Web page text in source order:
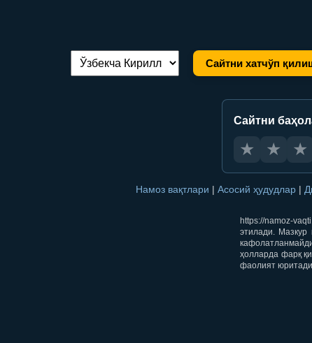
Тилни алмаштириш: Сайтни хатчўп
Сайтни
★ ★ ★
Намоз вақтлари | Асосий ҳудудлар |
https://namoz-
этилади. Мазкур
ҳолларда фарқ
фаолият